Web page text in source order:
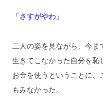
「さすがやわ」
二人の姿を見ながら、今
生きてこなかった自分を恥
お金を使うということに
もみなかった。